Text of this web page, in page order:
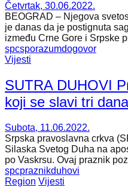
Četvrtak, 30.06.2022.
BEOGRAD – Njegova
je danas da je postignuta
između Crne Gore i Srpske
spcsporazumdogovor
Vijesti
SUTRA DUHOVI
koji se slavi tri dana
Subota, 11.06.2022.
Srpska pravoslavna crkva
Silaska Svetog Duha na
po Vaskrsu. Ovaj praznik
spcpraznikduhovi
Region Vijesti